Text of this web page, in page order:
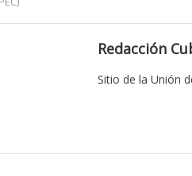
Redacción
Sitio de la Unión